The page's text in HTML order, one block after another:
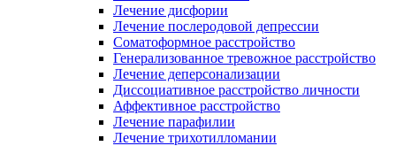
Лечение дисфории
Лечение послеродовой депрессии
Соматоформное расстройство
Генерализованное тревожное расстройство
Лечение деперсонализации
Диссоциативное расстройство личности
Аффективное расстройство
Лечение парафилии
Лечение трихотилломании